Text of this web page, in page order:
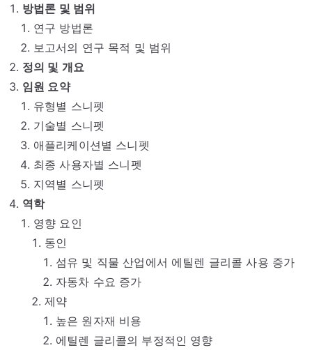
방법론 및 범위
연구 방법론
보고서의 연구 목적 및 범위
정의 및 개요
임원 요약
유형별 스니펫
기술별 스니펫
애플리케이션별 스니펫
최종 사용자별 스니펫
지역별 스니펫
역학
영향 요인
동인
섬유 및 직물 산업에서 에틸렌 글리콜 사용 증가
자동차 수요 증가
제약
높은 원자재 비용
에틸렌 글리콜의 부정적인 영향